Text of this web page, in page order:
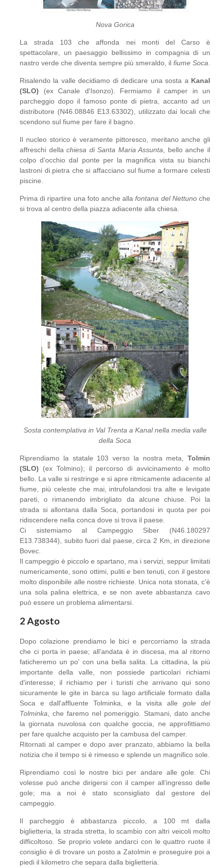
Nova Gorica
La strada 103 che affonda nei monti del Carso è
spettacolare, un paesaggio bellissimo in compagnia di un
nastro verde che diventa sempre più smeraldo, il fiume Soca
Risalendo la valle decidiamo di dedicare una sosta a Kanal
(SLO) (ex Canale d'Isonzo). Fermiamo il camper in un
parcheggio dopo il famoso ponte di pietra, accanto ad un
distributore (N46.08846 E13.63302), utilizzato dai locali che
scendono sul fiume per fare il bagno.
Il nucleo storico è veramente pittoresco, meritano anche gli
affreschi dellachiesa di Santa Maria Assunta , bello anche il
colpo d’occhio dal ponte per la magnifica vista su bianchi
lastroni di pietra che si affacciano sul fiume a formare celesti
piscine.
Prima di ripartire una foto anche allafontana del Nettunoche
si trova al centro della piazza adiacente alla chiesa.
Sosta contemplativa in Val Trenta a Kanal nella media valle
della Soca
Riprendiamo la statale 103 verso la nostra meta, Tolmin
(SLO) (ex Tolmino); il percorso di avvicinamento è molto
bello. La valle si restringe e si apre ritmicamente adiacente al
fiume, più celeste che mai, intrufolandosi tra alte e levigate
pareti, o rimanendo imbrigliato da alcune chiuse. Poi la
strada si allontana dalla Soca, portandosi in quota per poi
ridiscendere nella conca dove si trova il paese.
Ci sistemiamo al Campeggio Siber (N46.180297
E13.738344), subito fuori dal paese, circa 2 Km, in direzione
Bovec.
Il campeggio è piccolo e spartano, ma i servizi, seppur limitati
numericamente, sono ottimi, puliti e ben tenuti, con il gestore
molto disponibile alle nostre richieste. Unica nota stonata, c’è
una sola palina elettrica, e se non avete abbastanza cavo
può essere un problema alimentarsi.
2 Agosto
Dopo colazione prendiamo le bici e percorriamo la strada
che ci porta in paese; all’andata è in discesa, ma al ritorno
faticheremo un po’ con una bella salita. La cittadina, la più
importante della valle, non possiede particolari richiami
d'interesse; il richiamo per i turisti che arrivano qui sono
sicuramente le gite in barca su lago artificiale formato dalla
Soca e dall'affluente Tolminka, e la visita allegole del
Tolminka , che faremo nel pomeriggio. Stamani, dato anche
la giornata nuvolosa con qualche goccia, ne approfittiamo
per fare qualche acquisto per la cambusa del camper.
Ritornati al camper e dopo aver pranzato, abbiamo la bella
notizia che il tempo si è rimesso e splende un magnifico sole.
Riprendiamo così le nostre bici per andare alle gole. Chi
volesse può anche dirigersi con il camper all’ingresso delle
gole; ma a noi è stato sconsigliato dal gestore del
campeggio.
Il parcheggio è abbastanza piccolo, a 100 mt dalla
biglietteria, la strada stretta, lo scambio con altri veicoli molto
difficoltoso. Se proprio volete andarci con le quattro ruote il
consiglio è di trovare un posto a Zatolmin e proseguire poi a
piedi il kilometro che separa dalla biglietteria.